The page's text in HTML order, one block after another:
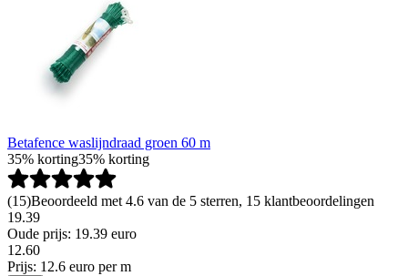
Betafence waslijndraad groen 60 m
35% korting35% korting
(15)Beoordeeld met 4.6 van de 5 sterren, 15 klantbeoordelingen
19.39
Oude prijs: 19.39 euro
12.60
Prijs: 12.6 euro per m